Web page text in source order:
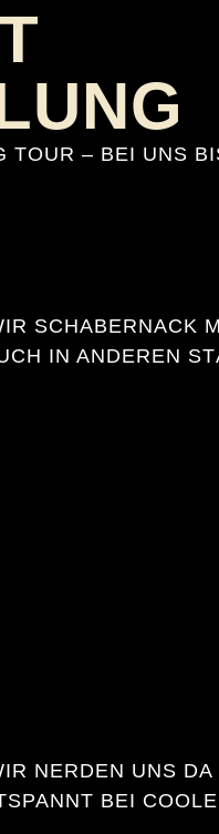
– BEI UNS
SCHABERNACK
IN ANDEREN
NERDEN UNS
BEI